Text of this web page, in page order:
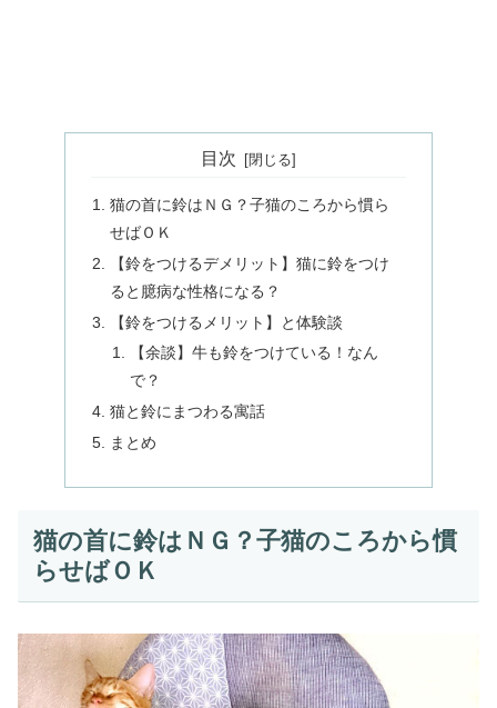
目次
猫の首に鈴はＮＧ？子猫のころから慣ら
せばＯＫ
【鈴をつけるデメリット】猫に鈴をつけ
ると臆病な性格になる？
【鈴をつけるメリット】と体験談
【余談】牛も鈴をつけている！なん
で？
猫と鈴にまつわる寓話
まとめ
猫の首に鈴はＮＧ？子猫のころから慣
らせばＯＫ